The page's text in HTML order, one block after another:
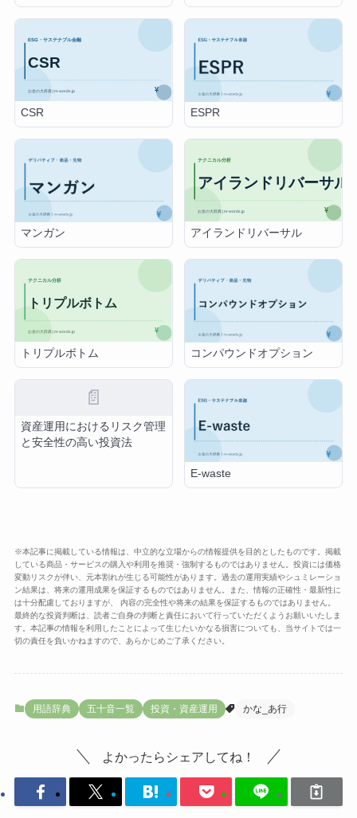
CSR ESPR
マンガン アイランドリバーサル
トリプルボトム コンパウンドオプション
📄
資産運用におけるリスク管理
と安全性の高い投資法
E-waste
※本記事に掲載している情報は、中立的な立場からの情報提供を目的としたものです。掲載
している商品・サービスの購入や利用を推奨・強制するものではありません。投資には価格
変動リスクが伴い、元本割れが生じる可能性があります。過去の運用実績やシュミレーショ
ン結果は、将来の運用成果を保証するものではありません。また、情報の正確性・最新性に
は十分配慮しておりますが、 内容の完全性や将来の結果を保証するものではありません。
最終的な投資判断は、読者ご自身の判断と責任において行っていただくようお願いいたしま
す。本記事の情報を利用したことによって生じたいかなる損害についても、当サイトでは一
切の責任を負いかねますので、あらかじめご了承ください。
用語辞典 五十音一覧 投資・資産運用 かな_あ行
よかったらシェアしてね！